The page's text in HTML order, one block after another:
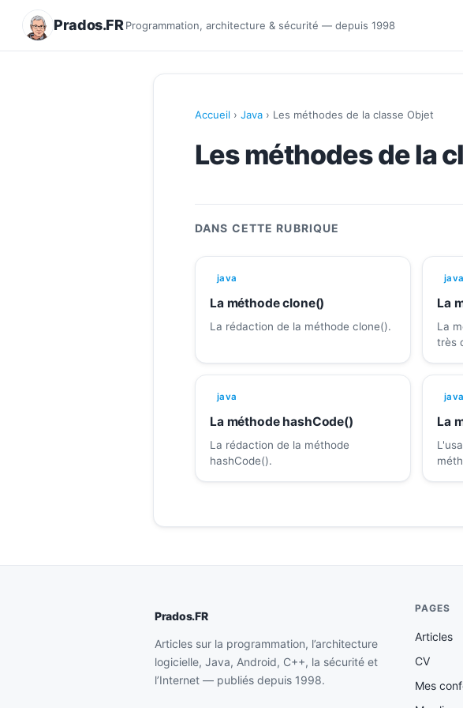
Prados.FR Programmation, architecture & sécurité — depuis 1998
Accueil › Java › Les méthodes de la classe Objet
Les méthodes de la
DANS CETTE RUBRIQUE
La méthode clone()
java
La rédaction de la méthode clone().
La
java
La
très
La méthode hashCode()
java
La rédaction de la méthode
hashCode().
La
java
Prados.FR
Articles sur la programmation, l’architecture
logicielle, Java, Android, C++, la sécurité et
l’Internet — publiés depuis 1998.
PAGES
Articles
CV
Mes